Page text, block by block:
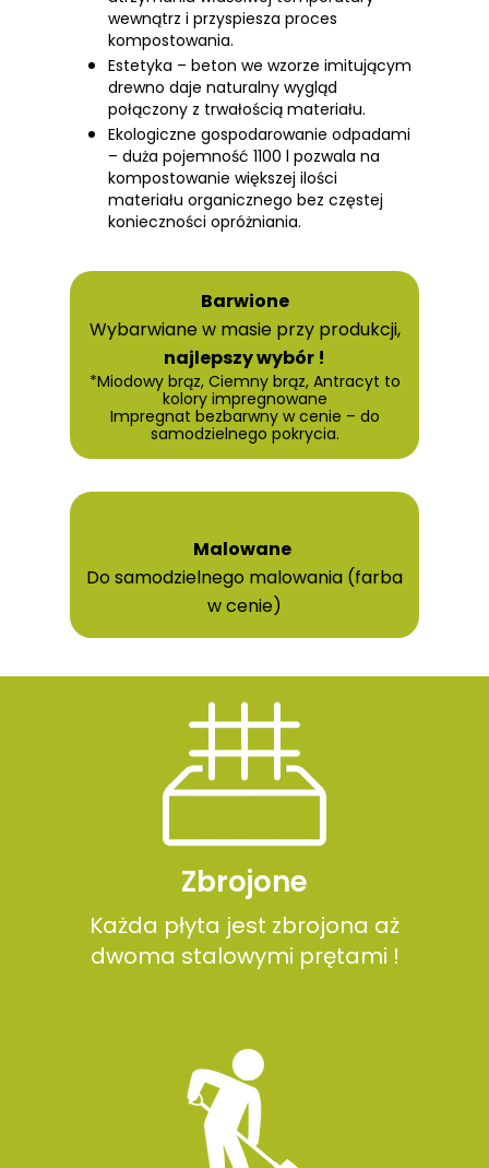
wewnątrz i przyspiesza proces
kompostowania.
Estetyka – beton we wzorze imitującym
drewno daje naturalny wygląd
połączony z trwałością materiału.
Ekologiczne gospodarowanie odpadami
– duża pojemność 1100 l pozwala na
kompostowanie większej ilości
materiału organicznego bez częstej
konieczności opróżniania.
Malowane
Do samodzielnego malowania (farba
w cenie)
Barwione
Wybarwiane w masie przy produkcji,
najlepszy wybór !
*Miodowy brąz, Ciemny brąz, Antracyt to
kolory impregnowane
Impregnat bezbarwny w cenie – do
samodzielnego pokrycia.
Zbrojone
Każda płyta jest zbrojona aż
dwoma stalowymi prętami !